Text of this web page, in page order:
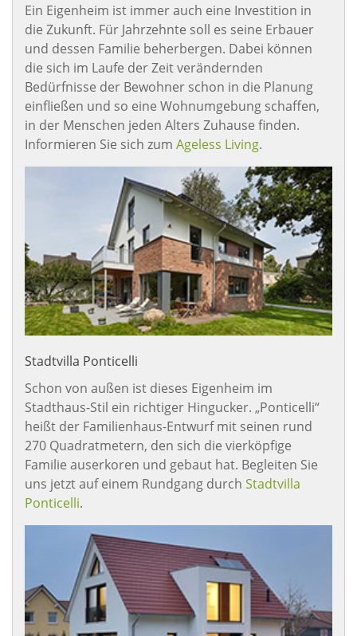
Ein Eigenheim ist immer auch eine Investition in
die Zukunft. Für Jahrzehnte soll es seine Erbauer
und dessen Familie beherbergen. Dabei können
die sich im Laufe der Zeit verändernden
Bedürfnisse der Bewohner schon in die Planung
einfließen und so eine Wohnumgebung schaffen,
in der Menschen jeden Alters Zuhause finden.
Informieren Sie sich zum Ageless Living.
Stadtvilla Ponticelli
Schon von außen ist dieses Eigenheim im
Stadthaus-Stil ein richtiger Hingucker. „Ponticelli“
heißt der Familienhaus-Entwurf mit seinen rund
270 Quadratmetern, den sich die vierköpfige
Familie auserkoren und gebaut hat. Begleiten Sie
uns jetzt auf einem Rundgang durch Stadtvilla
Ponticelli.